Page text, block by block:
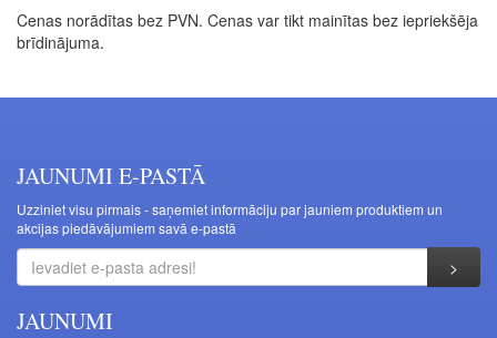
Cenas norādītas bez PVN. Cenas var tikt mainītas bez iepriekšēja
brīdinājuma.
JAUNUMI E-PASTĀ
Uzziniet visu pirmais - saņemiet informāciju par jauniem produktiem un
akcijas piedāvājumiem savā e-pastā
JAUNUMI